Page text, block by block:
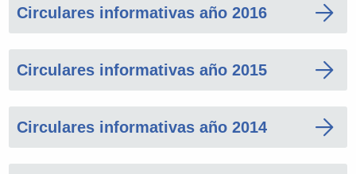
Circulares informativas año 2016
Circulares informativas año 2015
Circulares informativas año 2014